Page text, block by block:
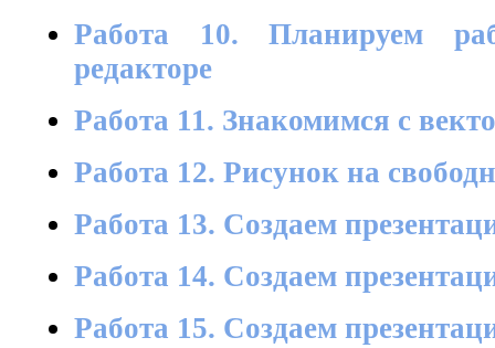
Работа 10. Планируем
редакторе
Работа 11. Знакомимся с
Работа 12. Рисунок на
Работа 13. Создаем
Работа 14. Создаем
Работа 15. Создаем